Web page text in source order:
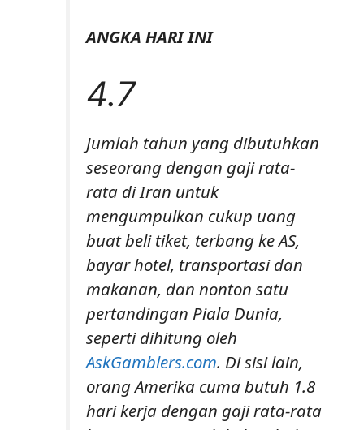
ANGKA HARI INI
4.7
Jumlah tahun yang dibutuhkan
seseorang dengan gaji rata-
rata di Iran untuk
mengumpulkan cukup uang
buat beli tiket, terbang ke AS,
bayar hotel, transportasi dan
makanan, dan nonton satu
pertandingan Piala Dunia,
seperti dihitung oleh
AskGamblers.com. Di sisi lain,
orang Amerika cuma butuh 1.8
hari kerja dengan gaji rata-rata